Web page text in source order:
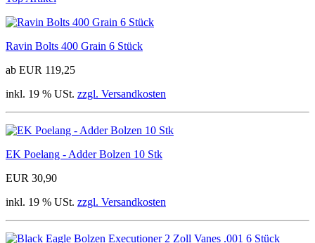
Ravin Bolts 400 Grain 6 Stück
ab EUR 119,25
inkl. 19 % USt. zzgl. Versandkosten
EK Poelang - Adder Bolzen 10 Stk
EUR 30,90
inkl. 19 % USt. zzgl. Versandkosten